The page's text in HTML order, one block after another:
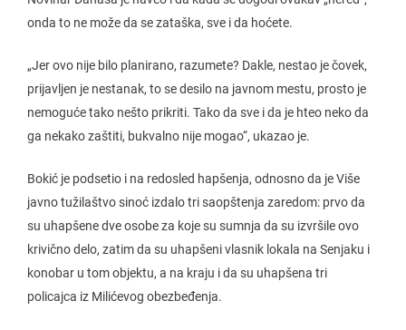
onda to ne može da se zataška, sve i da hoćete.
„Jer ovo nije bilo planirano, razumete? Dakle, nestao je čovek,
prijavljen je nestanak, to se desilo na javnom mestu, prosto je
nemoguće tako nešto prikriti. Tako da sve i da je hteo neko da
ga nekako zaštiti, bukvalno nije mogao“, ukazao je.
Bokić je podsetio i na redosled hapšenja, odnosno da je Više
javno tužilaštvo sinoć izdalo tri saopštenja zaredom: prvo da
su uhapšene dve osobe za koje su sumnja da su izvršile ovo
krivično delo, zatim da su uhapšeni vlasnik lokala na Senjaku i
konobar u tom objektu, a na kraju i da su uhapšena tri
policajca iz Milićevog obezbeđenja.